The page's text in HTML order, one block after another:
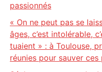
passionnés
« On ne peut pas se
âges, c’est intolérable,
tuaient » : à Toulouse,
réunies pour sauver